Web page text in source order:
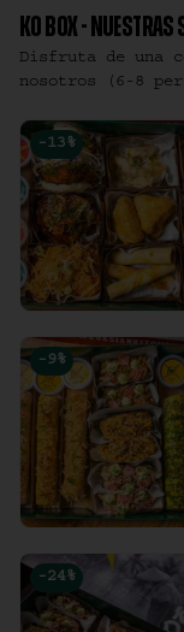
KO BOX - NUESTRAS
Disfruta de una
nosotros (6-8
-13 %
- 9%
-24 %